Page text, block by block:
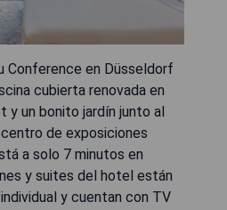
Conference en Düsseldorf
cubierta renovada en
y un bonito jardín junto al
centro de exposiciones
a solo 7 minutos en
y suites del hotel están
y cuentan con TV